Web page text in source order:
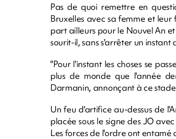
Pas de quoi remettre en
Bruxelles avec sa femme et
part ailleurs pour le Nouvel An
sourit-il, sans s'arrêter un instant
"Pour l'instant les choses se
plus de monde que l'année
Darmanin, annonçant à ce
Un feu d'artifice au-dessus de
placée sous le signe des JO
Les forces de l'ordre ont entamé